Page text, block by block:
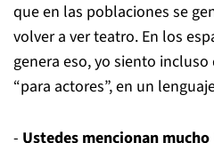
que en las poblaciones se
volver a ver teatro. En los
genera eso, yo siento
“para actores”, en un
- Ustedes mencionan